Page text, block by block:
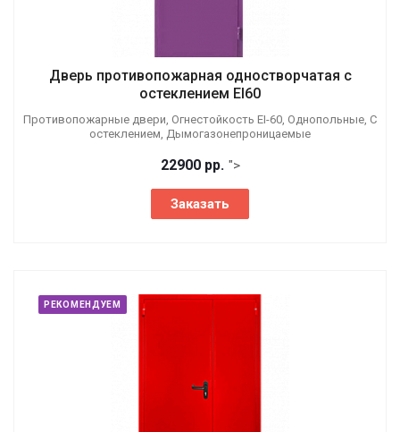
Дверь противопожарная одностворчатая с
остеклением EI60
Противопожарные двери, Огнестойкость EI-60, Однопольные, С
остеклением, Дымогазонепроницаемые
22900 рр. ">
Заказать
РЕКОМЕНДУЕМ